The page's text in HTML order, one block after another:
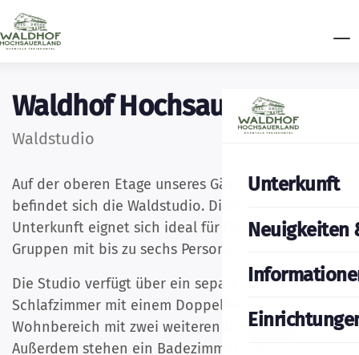
Unterkunft
Neuigkeiten
Waldhof Hochsauerland
Waldstudio
Auf der oberen Etage unseres Gästehauses
befindet sich die Waldstudio. Diese Studio-
Unterkunft eignet sich ideal für Familien oder
Gruppen mit bis zu sechs Personen.
Die Studio verfügt über ein separates
Schlafzimmer mit einem Doppelbett sowie einen
Wohnbereich mit zwei weiteren Doppelbetten.
Außerdem stehen ein Badezimmer, ein Essbereich